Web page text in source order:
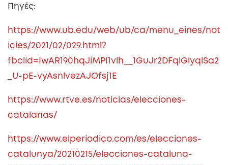
Πηγές:
https://www.ub.edu/web/ub/ca/menu_eines/not
icies/2021/02/029.html?
fbclid=IwAR190hqJiMPI1vlh__1GuJr2DFqlGlyqlSa2
_U-pE-vyAsnlvezAJOfsj1E
https://www.rtve.es/noticias/elecciones-
catalanas/
https://www.elperiodico.com/es/elecciones-
catalunya/20210215/elecciones-cataluna-